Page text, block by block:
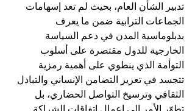
تدبير الشأن العام، بحيث لم تعد إسهامات
الجماعات الترابية ضمن ما يعرف
بدبلوماسية المدن في دعم السياسة
الخارجية للدول مقتصرة على أسلوب
التوأمة الذي ينطوي على أهمية رمزية
تتجسد في تعزيز التضامن الإنساني والتبادل
الثقافي وترسيخ التواصل الحضاري، بل
تطوّر الأمر إلى إعمال اتفاقات الشراكة